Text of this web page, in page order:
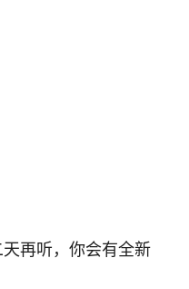
再听，你会有全新